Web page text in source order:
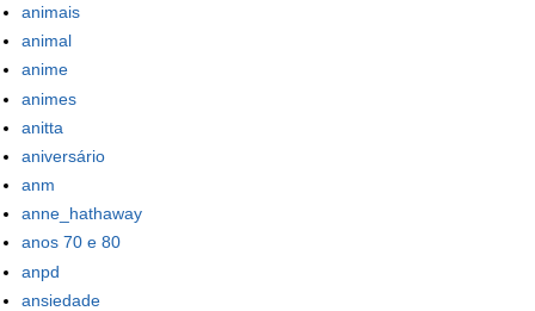
animais
animal
anime
animes
anitta
aniversário
anm
anne_hathaway
anos 70 e 80
anpd
ansiedade